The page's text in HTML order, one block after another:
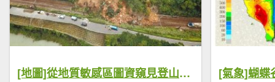
[地圖]從地質敏感區圖資窺見登山步道風險，提供登山者可信的行前研判資料